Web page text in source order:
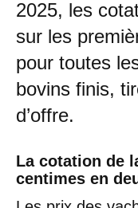
2025, les
sur les
pour toutes
bovins finis,
d’offre.
La cotation de
centimes en